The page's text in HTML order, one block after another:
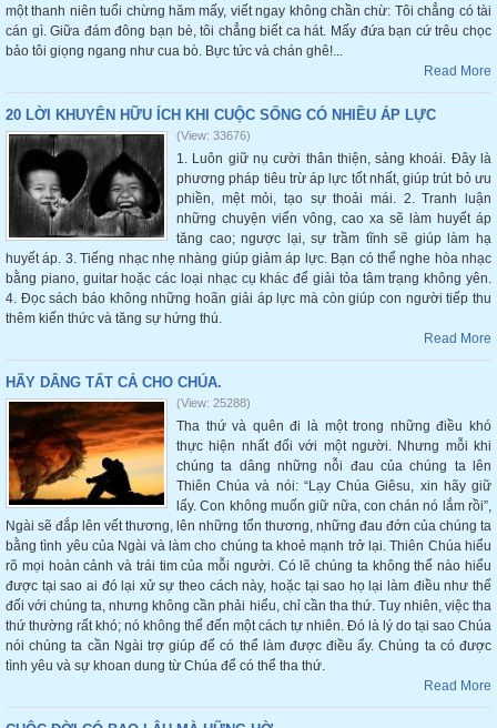
một thanh niên tuổi chừng hăm mấy, viết ngay không chần chừ: Tôi chẳng có tài
cán gì. Giữa đám đông bạn bè, tôi chẳng biết ca hát. Mấy đứa bạn cứ trêu chọc
bảo tôi giọng ngang như cua bò. Bực tức và chán ghê!...
Read More
20 LỜI KHUYÊN HỮU ÍCH KHI CUỘC SỐNG CÓ NHIỀU ÁP LỰC
(View: 33676)
1. Luôn giữ nụ cười thân thiện, sảng khoái. Đây là
phương pháp tiêu trừ áp lực tốt nhất, giúp trút bỏ ưu
phiền, mệt mỏi, tạo sự thoải mái. 2. Tranh luận
những chuyện viển vông, cao xa sẽ làm huyết áp
tăng cao; ngược lại, sự trầm tĩnh sẽ giúp làm hạ
huyết áp. 3. Tiếng nhạc nhẹ nhàng giúp giảm áp lực. Bạn có thể nghe hòa nhạc
bằng piano, guitar hoặc các loại nhạc cụ khác để giải tỏa tâm trạng không yên.
4. Đọc sách báo không những hoãn giải áp lực mà còn giúp con người tiếp thu
thêm kiến thức và tăng sự hứng thú.
Read More
HÃY DÂNG TẤT CẢ CHO CHÚA.
(View: 25288)
Tha thứ và quên đi là một trong những điều khó
thực hiện nhất đối với một người. Nhưng mỗi khi
chúng ta dâng những nỗi đau của chúng ta lên
Thiên Chúa và nói: “Lạy Chúa Giêsu, xin hãy giữ
lấy. Con không muốn giữ nữa, con chán nó lắm rồi”,
Ngài sẽ đắp lên vết thương, lên những tổn thương, những đau đớn của chúng ta
bằng tình yêu của Ngài và làm cho chúng ta khoẻ mạnh trở lại. Thiên Chúa hiểu
rõ mọi hoàn cảnh và trái tim của mỗi người. Có lẽ chúng ta không thể nào hiểu
được tại sao ai đó lại xử sự theo cách này, hoặc tại sao họ lại làm điều như thế
đối với chúng ta, nhưng không cần phải hiểu, chỉ cần tha thứ. Tuy nhiên, việc tha
thứ thường rất khó; nó không thể đến một cách tự nhiên. Đó là lý do tại sao Chúa
nói chúng ta cần Ngài trợ giúp để có thể làm được điều ấy. Chúng ta có được
tình yêu và sự khoan dung từ Chúa để có thể tha thứ.
Read More